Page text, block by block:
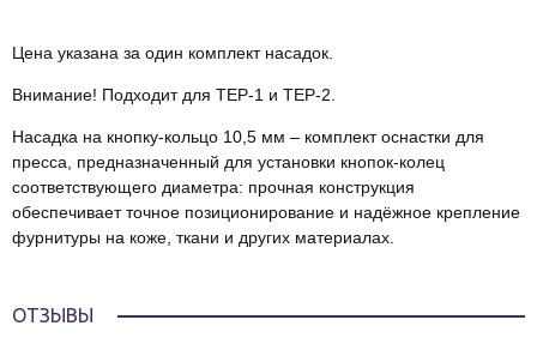
Цена указана за один комплект насадок.
Внимание! Подходит для ТЕР-1 и ТЕР-2.
Насадка на кнопку‑кольцо 10,5 мм – комплект оснастки для
пресса, предназначенный для установки кнопок‑колец
соответствующего диаметра: прочная конструкция
обеспечивает точное позиционирование и надёжное крепление
фурнитуры на коже, ткани и других материалах.
ОТЗЫВЫ